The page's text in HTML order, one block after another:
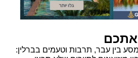
אתכם
מסע בין עבר, תרבות וטעמים בברלין: